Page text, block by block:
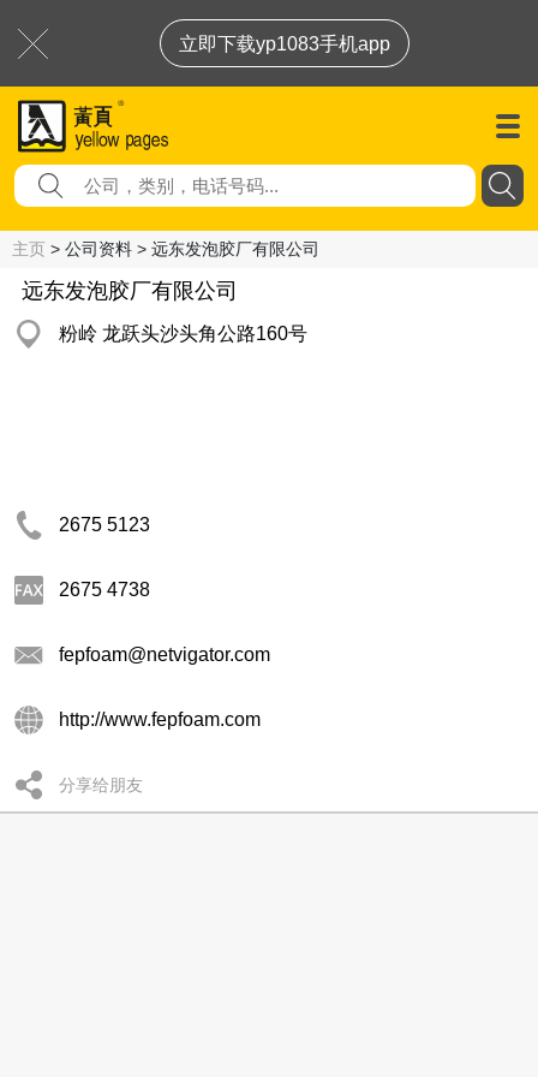
立即下载yp1083手机app
主页 > 公司资料 > 远东发泡胶厂有限公司
远东发泡胶厂有限公司
粉岭 龙跃头沙头角公路160号
2675 5123
2675 4738
fepfoam@netvigator.com
http://www.fepfoam.com
分享给朋友